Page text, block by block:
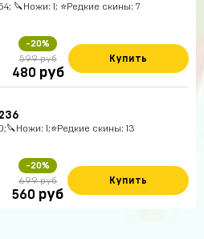
🔪Ножи: 1; ⭐️Редкие скины: 7
-20%
599 руб
480 руб
Купить
1;⭐️Редкие скины: 13
-20%
699 руб
560 руб
Купить